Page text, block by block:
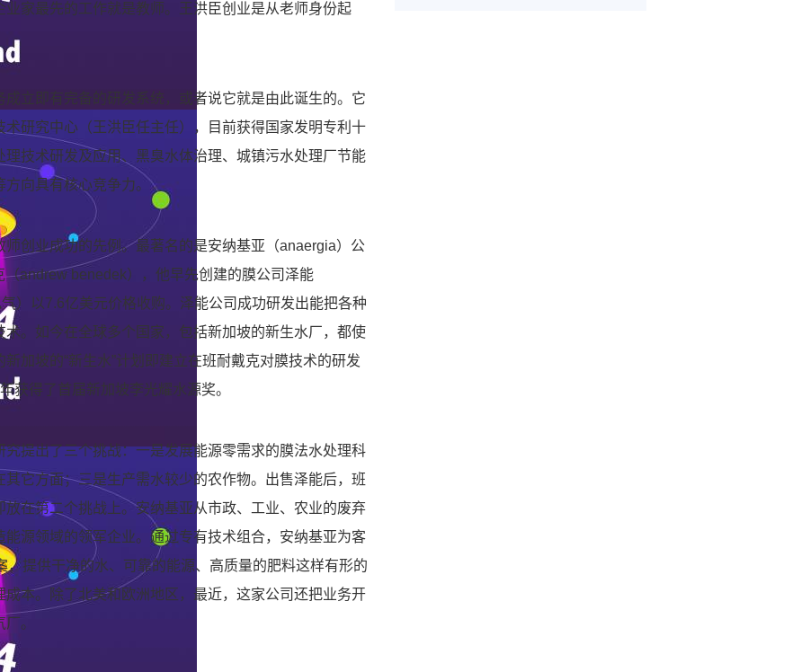
家最先的工作就是教师。王洪臣创业是从老师身份起
立即有完备的研发系统，或者说它就是由此诞生的。它
研究中心（王洪臣任主任），目前获得国家发明专利十
技术研发及应用、黑臭水体治理、城镇污水处理厂节能
方向具有核心竞争力。
创业成功的先例。最著名的是安纳基亚（anaergia）公
andrew benedek），他早先创建的膜公司泽能
）以7.6亿美元价格收购。泽能公司成功研发出能把各种
。如今在全球多个国家，包括新加坡的新生水厂，都使
加坡的“新生水”计划即建立在班耐戴克对膜技术的研发
获得了首届新加坡李光耀水源奖。
提出了三个挑战：一是发展能源零需求的膜法水处理科
它方面；三是生产需水较少的农作物。出售泽能后，班
在第二个挑战上。安纳基亚从市政、工业、农业的废弃
源领域的领军企业。通过专有技术组合，安纳基亚为客
，提供干净的水、可靠的能源、高质量的肥料这样有形的
本。除了北美和欧洲地区，最近，这家公司还把业务开
。